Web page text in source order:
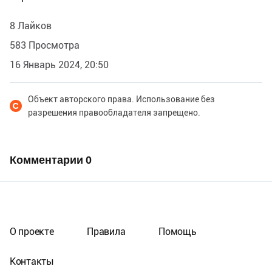
8 Лайков
583 Просмотра
16 Январь 2024, 20:50
Объект авторского права. Использование без
разрешения правообладателя запрещено.
Комментарии 0
О проекте Правила Помощь
Контакты